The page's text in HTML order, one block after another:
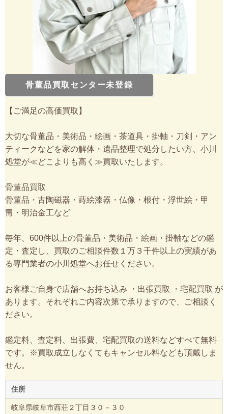
骨董品買取センター未登録
【ご満足の高価買取】
大切な骨董品・美術品・絵画・茶道具・掛軸・刀剣・アン
ティークなどを家の解体・遺品整理で処分したい方、小川
処堂が≪どこよりも高く≫買取いたします。
骨董品買取
骨董品・古陶磁器・蒔絵漆器・仏像・根付・浮世絵・甲
冑・明治金工など
毎年、600件以上の骨董品・美術品・絵画・掛軸などの鑑
定・査定し、買取のご相談件数１万３千件以上の実績があ
る専門業者の小川処堂へお任せください。
お客様ご自身で店舗へお持ち込み ・出張買取 ・宅配買取 が
あります。それぞれご内容次第で承りますので、ご相談く
ださい。
鑑定料、査定料、出張費、宅配買取の送料などすべて無料
です。※買取成立しなくてもキャンセル料なども頂戴しま
せん。
住所
岐阜県岐阜市西荘２丁目３０－３０